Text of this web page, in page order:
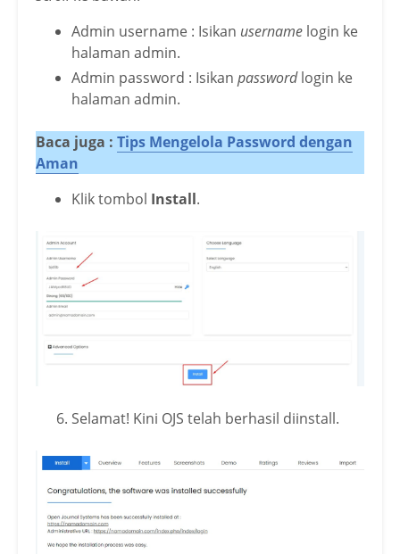
Admin username : Isikan username login ke
halaman admin.
Admin password : Isikan passwordlogin ke
halaman admin.
Baca juga : Tips Mengelola Password dengan
Aman
Klik tombol Install.
Selamat! Kini OJS telah berhasil diinstall.